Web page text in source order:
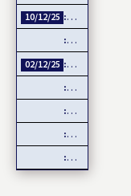
10/12/25
Échange de
Côte d’Ivoire
02/12/25
Négociations
Devant les
Natalité : Les
Service
Date de